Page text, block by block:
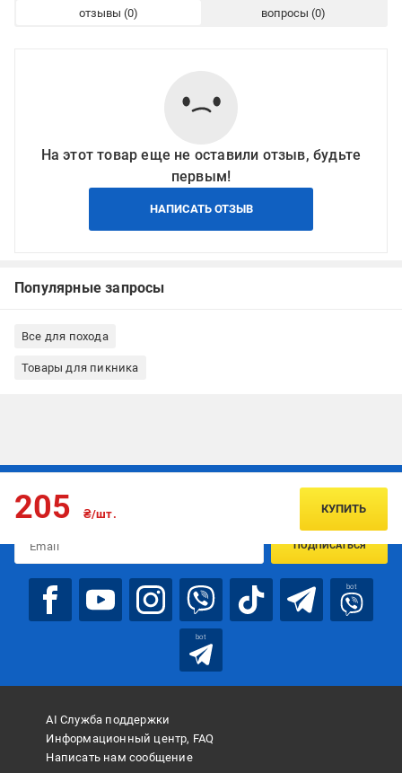
отзывы вопросы
На этот товар еще не оставили отзыв, будьте
первым!
НАПИСАТЬ ОТЗЫВ
Популярные запросы
Все для похода
Товары для пикника
205 ₴/шт. КУПИТЬ
Подписывайтесь, чтобы узнавать первым об акцияx и
ПОДПИСАТЬСЯ
bot
bot
AI Служба поддержки
Информационный центр, FAQ
Написать нам сообщение